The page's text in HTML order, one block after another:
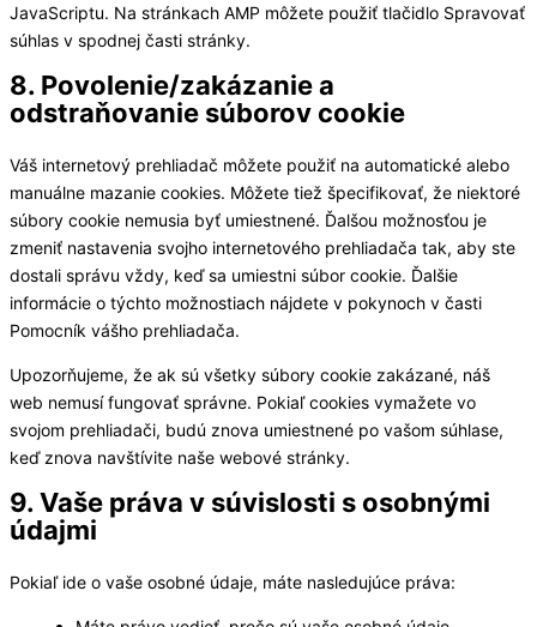
JavaScriptu. Na stránkach AMP môžete použiť tlačidlo Spravovať
súhlas v spodnej časti stránky.
8. Povolenie/zakázanie a
odstraňovanie súborov cookie
Váš internetový prehliadač môžete použiť na automatické alebo
manuálne mazanie cookies. Môžete tiež špecifikovať, že niektoré
súbory cookie nemusia byť umiestnené. Ďalšou možnosťou je
zmeniť nastavenia svojho internetového prehliadača tak, aby ste
dostali správu vždy, keď sa umiestni súbor cookie. Ďalšie
informácie o týchto možnostiach nájdete v pokynoch v časti
Pomocník vášho prehliadača.
Upozorňujeme, že ak sú všetky súbory cookie zakázané, náš
web nemusí fungovať správne. Pokiaľ cookies vymažete vo
svojom prehliadači, budú znova umiestnené po vašom súhlase,
keď znova navštívite naše webové stránky.
9. Vaše práva v súvislosti s osobnými
údajmi
Pokiaľ ide o vaše osobné údaje, máte nasledujúce práva: